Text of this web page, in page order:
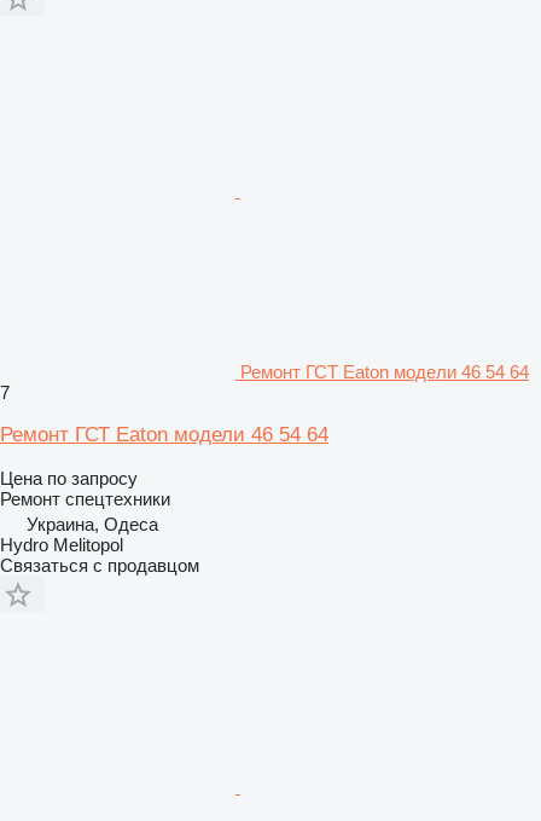
Ремонт ГСТ Eaton модели 46 54 64
7
Ремонт ГСТ Eaton модели 46 54 64
Цена по запросу
Ремонт спецтехники
Украина, Одеса
Hydro Melitopol
Связаться с продавцом